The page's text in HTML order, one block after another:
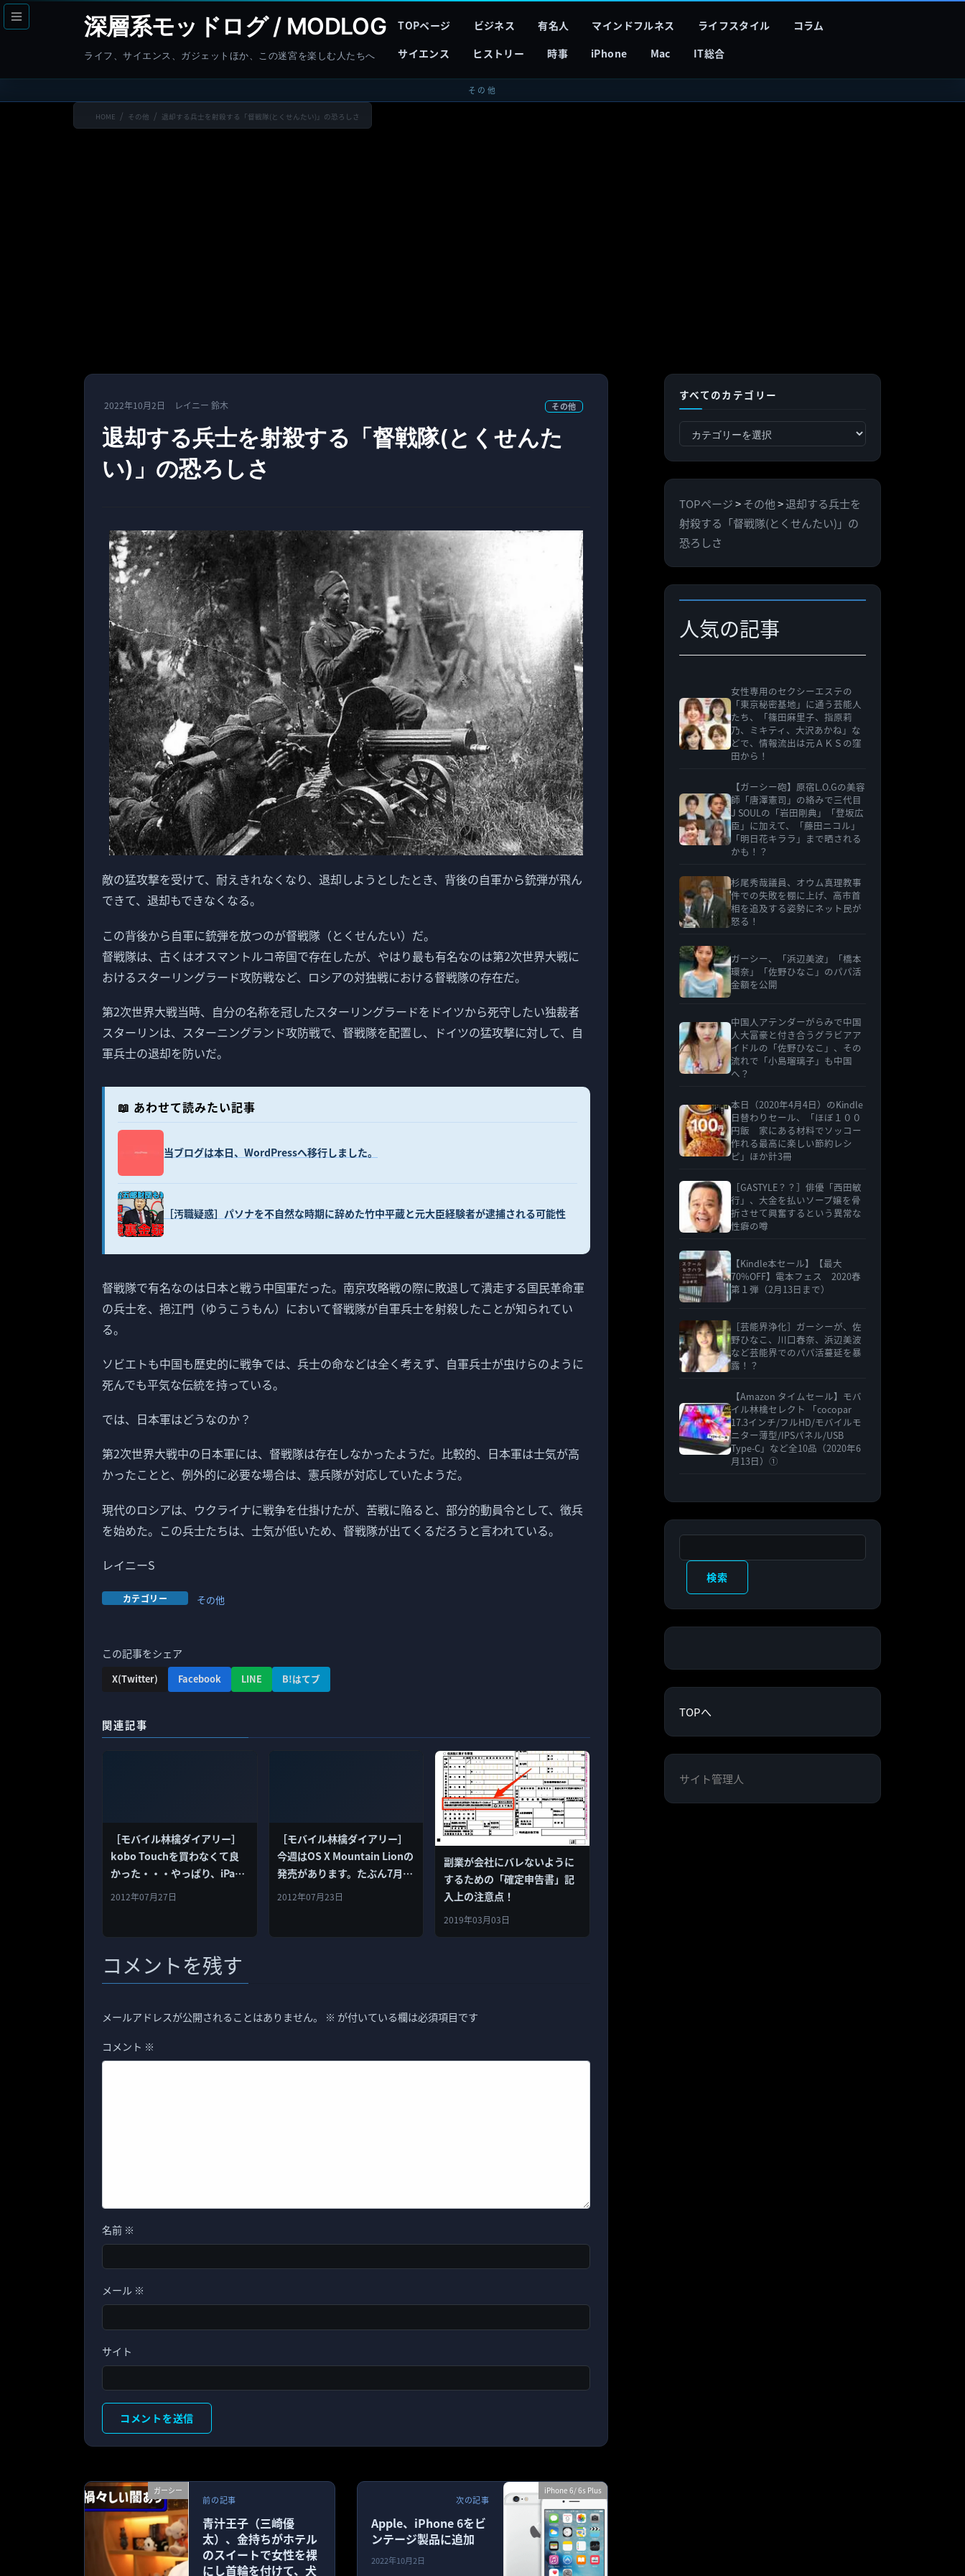
コ
ン
へ
ナ
ビ
ョ
深層系モッドログ / MODLOG
ライフ、サイエンス、ガジェットほか、この迷宮を楽しむ人たちへ
TOPページ ビジネス 有名人 マインドフルネス ライフスタイル
コラム
サイエンス
ヒストリー 時事 iPhone Mac IT総合
その他
HOME その他 退却する兵士を射殺する「督戦隊(とくせんたい)」の恐ろしさ
2022年10月2日 レイニー 鈴木 その他
退却する兵士を射殺する「督戦隊(とくせんた
い)」の恐ろしさ
敵の猛攻撃を受けて、耐えきれなくなり、退却しようとしたとき、背後の自軍から銃弾が飛ん
できて、退却もできなくなる。
この背後から自軍に銃弾を放つのが督戦隊（とくせんたい）だ。
督戦隊は、古くはオスマントルコ帝国で存在したが、やはり最も有名なのは第2次世界大戦に
おけるスターリングラード攻防戦など、ロシアの対独戦における督戦隊の存在だ。
第2次世界大戦当時、自分の名称を冠したスターリングラードをドイツから死守したい独裁者
スターリンは、スターニングランド攻防戦で、督戦隊を配置し、ドイツの猛攻撃に対して、自
軍兵士の退却を防いだ。
📖 あわせて読みたい記事
当ブログは本日、WordPressへ移行しました。
［汚職疑惑］パソナを不自然な時期に辞めた竹中平蔵と元大臣経験者が逮捕される可能性
督戦隊で有名なのは日本と戦う中国軍だった。南京攻略戦の際に敗退して潰走する国民革命軍
の兵士を、挹江門（ゆうこうもん）において督戦隊が自軍兵士を射殺したことが知られてい
る。
ソビエトも中国も歴史的に戦争では、兵士の命などは全く考えず、自軍兵士が虫けらのように
死んでも平気な伝統を持っている。
では、日本軍はどうなのか？
第2次世界大戦中の日本軍には、督戦隊は存在しなかったようだ。比較的、日本軍は士気が高
かったことと、例外的に必要な場合は、憲兵隊が対応していたようだ。
現代のロシアは、ウクライナに戦争を仕掛けたが、苦戦に陥ると、部分的動員令として、徴兵
を始めた。この兵士たちは、士気が低いため、督戦隊が出てくるだろうと言われている。
レイニーS
カテゴリー その他
この記事をシェア
X(Twitter) Facebook LINE B!はてブ
関連記事
［モバイル林檎ダイアリー］
kobo Touchを買わなくて良
かった・・・やっぱり、iPad
miniだ。
2012年07月27日
［モバイル林檎ダイアリー］
今週はOS X Mountain Lionの
発売があります。たぶん7月25
日（水）！？
2012年07月23日
副業が会社にバレないように
するための「確定申告書」記
入上の注意点！
2019年03月03日
コメントを残す
メールアドレスが公開されることはありません。 ※ が付いている欄は必須項目です
コメント ※
名前 ※
メール ※
サイト
ガーシー
前の記事
青汁王子（三崎優
太）、金持ちがホテル
のスイートで女性を裸
にし首輪を付けて、犬
iPhone 6/ 6s Plus
次の記事
Apple、iPhone 6をビ
ンテージ製品に追加
2022年10月2日
すべてのカテゴリー
べ
カ
テ
ゴ
リ
ー
TOPページ>その他>退却する兵士を
射殺する「督戦隊(とくせんたい)」の
恐ろしさ
人気の記事
女性専用のセクシーエステの
「東京秘密基地」に通う芸能人
たち、「篠田麻里子、指原莉
乃、ミキティ、大沢あかね」な
どで、情報流出は元ＡＫＳの窪
田から！
【ガーシー砲】原宿L.O.Gの美容
師「唐澤憲司」の絡みで三代目
J SOULの「岩田剛典」「登坂広
臣」に加えて、「藤田ニコル」
「明日花キララ」まで晒される
かも！？
杉尾秀哉議員、オウム真理教事
件での失敗を棚に上げ、高市首
相を追及する姿勢にネット民が
怒る！
ガーシー、「浜辺美波」「橋本
環奈」「佐野ひなこ」のパパ活
金額を公開
中国人アテンダーがらみで中国
人大富豪と付き合うグラビアア
イドルの「佐野ひなこ」、その
流れで「小島瑠璃子」も中国
へ？
本日（2020年4月4日）のKindle
日替わりセール、「ほぼ１００
円飯 家にある材料でソッコー
作れる最高に楽しい節約レシ
ピ」ほか計3冊
［GASTYLE？？］俳優「西田敏
行」、大金を払いソープ嬢を骨
折させて興奮するという異常な
性癖の噂
【Kindle本セール】【最大
70%OFF】電本フェス 2020春
第１弾（2月13日まで）
［芸能界浄化］ガーシーが、佐
野ひなこ、川口春奈、浜辺美波
など芸能界でのパパ活蔓延を暴
露！？
【Amazon タイムセール】モバ
イル林檎セレクト 「cocopar
17.3インチ/フルHD/モバイルモ
ニター薄型/IPSパネル/USB
Type-C」など全10品（2020年6
月13日）①
検索
TOPへ
サイト管理人